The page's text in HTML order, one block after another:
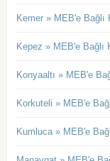
Kemer » MEB'e Bağlı
Kepez » MEB'e Bağlı
Konyaaltı » MEB'e
Korkuteli » MEB'e
Kumluca » MEB'e